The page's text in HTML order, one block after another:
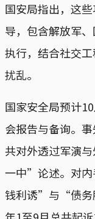
国安局指出，这
导，包含解放军
执行，结合社交
扰乱。
国家安全局预计
会报告与备询。
共对外透过军演
一中”论述。对
钱利诱”与“债务